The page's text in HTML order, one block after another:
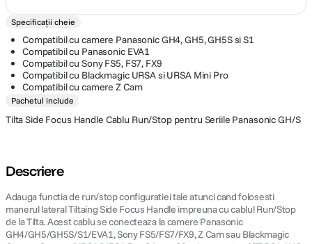
Specificații cheie
Compatibil cu camere Panasonic GH4, GH5, GH5S si S1
Compatibil cu Panasonic EVA1
Compatibil cu Sony FS5, FS7, FX9
Compatibil cu Blackmagic URSA si URSA Mini Pro
Compatibil cu camere Z Cam
Pachetul include
Tilta Side Focus Handle Cablu Run/Stop pentru Seriile Panasonic GH/S
Descriere
Adauga functia de run/stop configuratiei tale atunci cand folosesti
manerul lateral Tiltaing Side Focus Handle impreuna cu cablul Run/Stop
de la Tilta. Acest cablu se conecteaza la camere Panasonic
GH4/GH5/GH5S/S1/EVA1, Sony FS5/FS7/FX9, Z Cam sau Blackmagic